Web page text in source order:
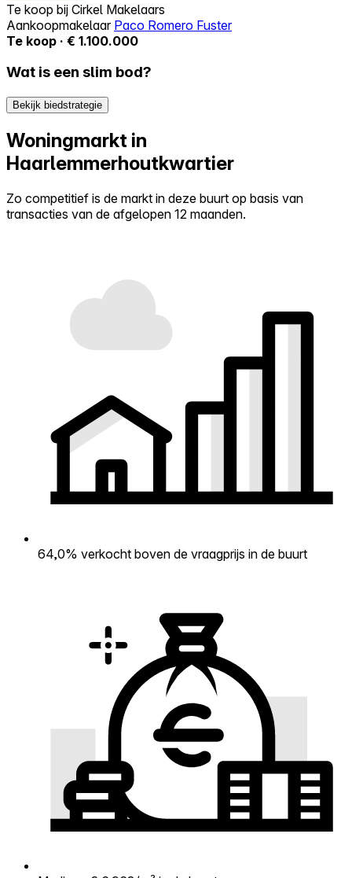
Te koop bij Cirkel Makelaars
Aankoopmakelaar Paco Romero Fuster
Te koop · € 1.100.000
Wat is een slim bod?
Bekijk biedstrategie
Woningmarkt in
Haarlemmerhoutkwartier
Zo competitief is de markt in deze buurt op basis van
transacties van de afgelopen 12 maanden.
64,0% verkocht boven de vraagprijs in de buurt